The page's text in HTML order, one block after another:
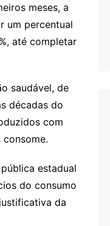
meses, a
um percentual
até completar
saudável, de
décadas do
com
estadual
do consumo
da